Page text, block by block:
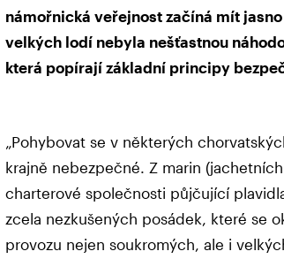
námořnická veřejnost začíná mít
velkých lodí nebyla nešťastnou
která popírají základní principy
„Pohybovat se v některých
krajně nebezpečné. Z marin
charterové společnosti půjčující
zcela nezkušených posádek, které se
provozu nejen soukromých, ale i